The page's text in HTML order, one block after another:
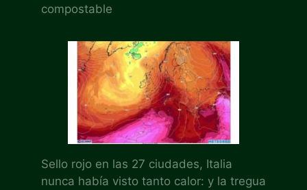
compostable
Sello rojo en las 27 ciudades, Italia
nunca había visto tanto calor: y la tregua